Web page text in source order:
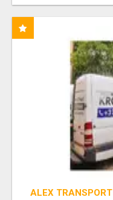
ALEX TRANSPORT